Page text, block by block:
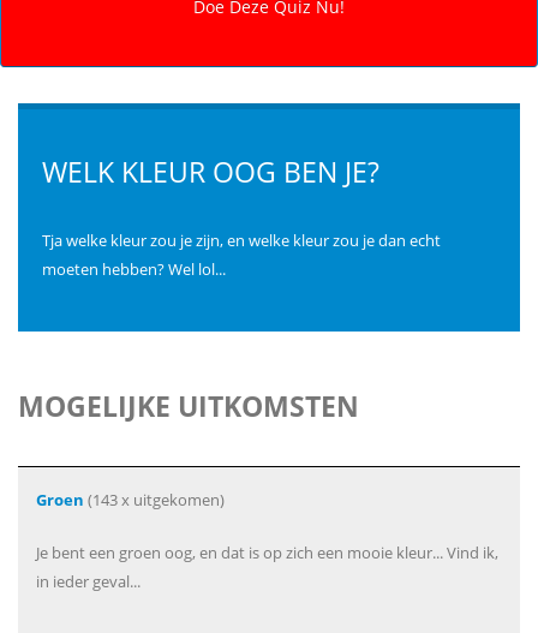
WELK KLEUR OOG BEN JE?
Tja welke kleur zou je zijn, en welke kleur zou je dan echt
moeten hebben? Wel lol...
MOGELIJKE UITKOMSTEN
Groen (143 x uitgekomen)
Je bent een groen oog, en dat is op zich een mooie kleur... Vind ik,
in ieder geval...